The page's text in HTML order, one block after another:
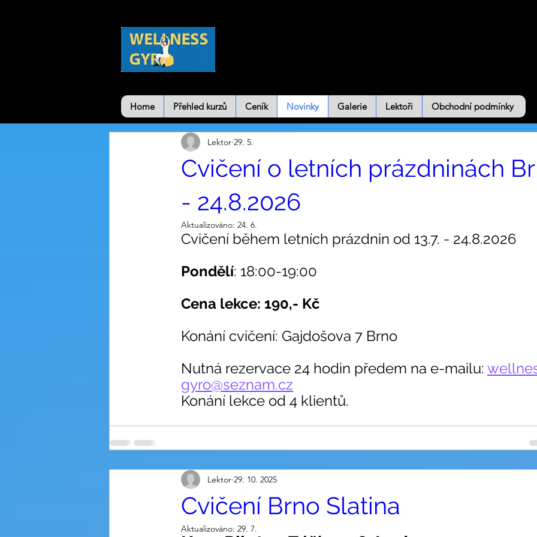
Home Přehled kurzů Ceník Novinky Galerie Lektoři Obchodní podmínky
Cvičení o letních prázdninách
- 24.8.2026
Lektor 29. 5.
Aktualizováno: 24. 6.
Cvičení během letních prázdnin od 13.7. - 24.8.2026
Pondělí: 18:00-19:00
Cena lekce: 190,- Kč
Konání cvičení: Gajdošova 7 Brno
Nutná rezervace 24 hodin předem na e-mailu:
gyro@seznam.cz
Konání lekce od 4 klientů.
Cvičení Brno Slatina
Lektor 29. 10. 2025
Aktualizováno: 29. 7.